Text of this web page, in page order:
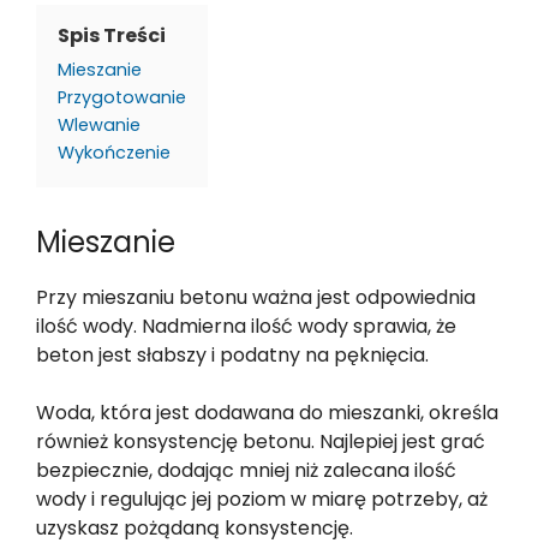
Spis Treści
Mieszanie
Przygotowanie
Wlewanie
Wykończenie
Mieszanie
Przy mieszaniu betonu ważna jest odpowiednia
ilość wody. Nadmierna ilość wody sprawia, że
beton jest słabszy i podatny na pęknięcia.
Woda, która jest dodawana do mieszanki, określa
również konsystencję betonu. Najlepiej jest grać
bezpiecznie, dodając mniej niż zalecana ilość
wody i regulując jej poziom w miarę potrzeby, aż
uzyskasz pożądaną konsystencję.